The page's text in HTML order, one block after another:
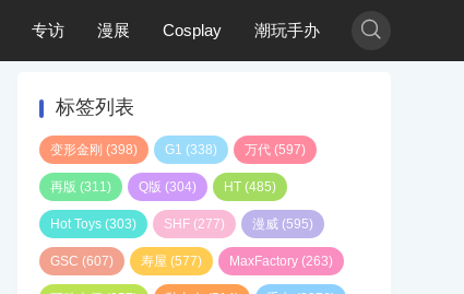
专访 漫展 Cosplay 潮玩手办 
标签列表
变形金刚 (398) G1 (338) 万代 (597)
再版 (311) Q版 (304) HT (485)
Hot Toys (303) SHF (277) 漫威 (595)
GSC (607) 寿屋 (577) MaxFactory (263)